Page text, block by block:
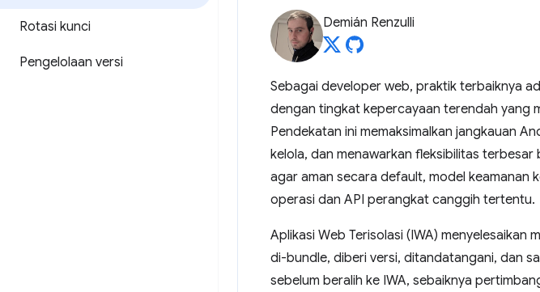
Rotasi kunci
Pengelolaan versi
Demián Renzulli
Sebagai developer web, praktik terbaiknya
dengan tingkat kepercayaan terendah yang
Pendekatan ini memaksimalkan jangkauan
kelola, dan menawarkan fleksibilitas
agar aman secara default, model keamanan
operasi dan API perangkat canggih tertentu.
Aplikasi Web Terisolasi (IWA) menyelesaikan
di-bundle, diberi versi, ditandatangani, dan
sebelum beralih ke IWA, sebaiknya